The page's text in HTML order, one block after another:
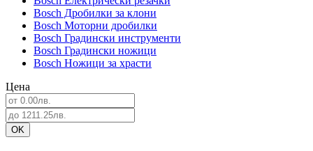
Bosch Дробилки за клони
Bosch Моторни дробилки
Bosch Градински инструменти
Bosch Градински ножици
Bosch Ножици за храсти
Цена